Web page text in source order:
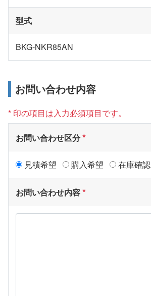
型式
BKG-NKR85AN
お問い合わせ内容
* 印の項目は入力必須項目です。
お問い合わせ区分
見積希望 購入希望 在庫確認
お問い合わせ内容